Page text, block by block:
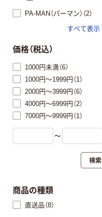
PA-MAN（パーマン）（2）
すべて表示
価格（税込）
1000円未満（6）
1000円～1999円（1）
2000円～3999円（6）
4000円～6999円（2）
7000円～9999円（1）
〜
検索
商品の種類
直送品（8）